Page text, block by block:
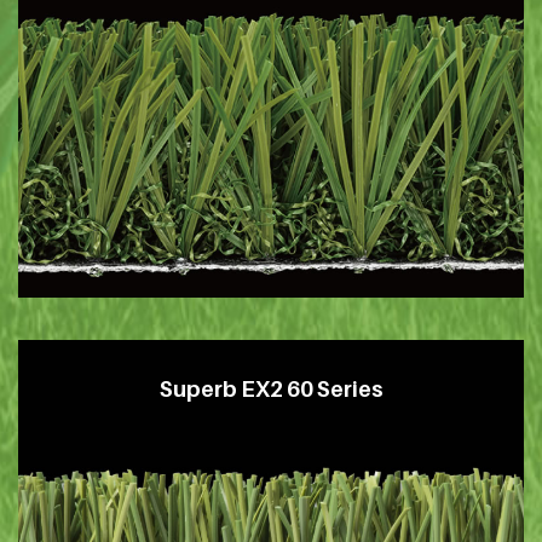
Superb EX2 60 Series